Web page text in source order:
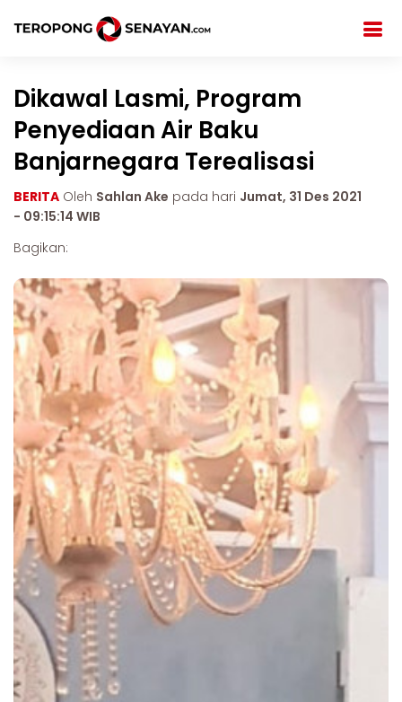
Dikawal Lasmi, Program
Penyediaan Air Baku
Banjarnegara Terealisasi
BERITA Oleh Sahlan Ake pada hari Jumat, 31 Des 2021
- 09:15:14 WIB
Bagikan: